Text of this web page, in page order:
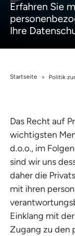
Erfahren Sie
Ihre
Startseite > Politik
Das Recht auf
wichtigsten
d.o.o., im
sind wir uns
daher die
mit ihren
Einklang mit
Zugang zu den